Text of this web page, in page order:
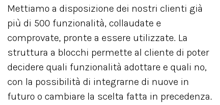
Mettiamo a disposizione dei nostri clienti già
più di 500 funzionalità, collaudate e
comprovate, pronte a essere utilizzate. La
struttura a blocchi permette al cliente di poter
decidere quali funzionalità adottare e quali no,
con la possibilità di integrarne di nuove in
futuro o cambiare la scelta fatta in precedenza.